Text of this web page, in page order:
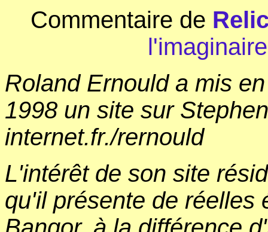
Commentaire de
Roland Ernould a mis
1998 un site sur
internet.fr./rernould
L'intérêt de son site
qu'il présente de réelles